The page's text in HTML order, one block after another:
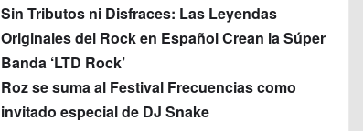
Sin Tributos ni Disfraces: Las Leyendas
Originales del Rock en Español Crean la Súper
Banda ‘LTD Rock’
Roz se suma al Festival Frecuencias como
invitado especial de DJ Snake